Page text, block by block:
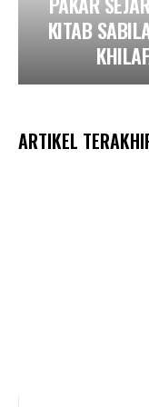
KITAB
ARTIKEL